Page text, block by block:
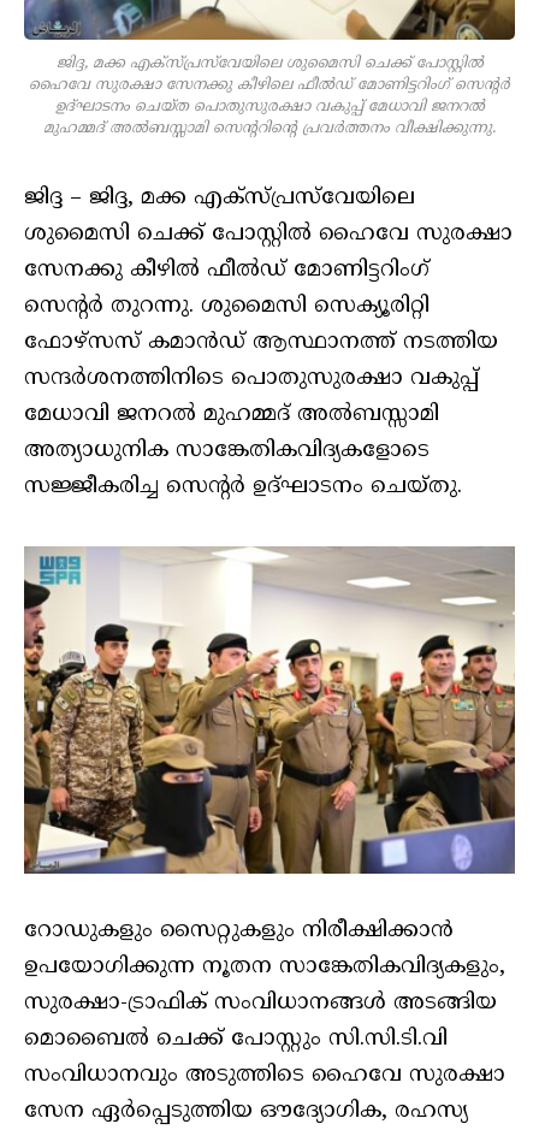
ജിദ്ദ, മക്ക എക്‌സ്പ്രസ്‌വേയിലെ ശുമൈസി ചെക്ക് പോസ്റ്റില്‍
ഹൈവേ സുരക്ഷാ സേനക്കു കീഴിലെ ഫീല്‍ഡ് മോണിട്ടറിംഗ് സെന്റര്‍
ഉദ്ഘാടനം ചെയ്ത പൊതുസുരക്ഷാ വകുപ്പ് മേധാവി ജനറല്‍
മുഹമ്മദ് അല്‍ബസ്സാമി സെന്ററിന്റെ പ്രവര്‍ത്തനം വീക്ഷിക്കുന്നു.
ജിദ്ദ – ജിദ്ദ, മക്ക എക്‌സ്പ്രസ്‌വേയിലെ
ശുമൈസി ചെക്ക് പോസ്റ്റില്‍ ഹൈവേ സുരക്ഷാ
സേനക്കു കീഴില്‍ ഫീല്‍ഡ് മോണിട്ടറിംഗ്
സെന്റര്‍ തുറന്നു. ശുമൈസി സെക്യൂരിറ്റി
ഫോഴ്‌സസ് കമാന്‍ഡ് ആസ്ഥാനത്ത് നടത്തിയ
സന്ദര്‍ശനത്തിനിടെ പൊതുസുരക്ഷാ വകുപ്പ്
മേധാവി ജനറല്‍ മുഹമ്മദ് അല്‍ബസ്സാമി
അത്യാധുനിക സാങ്കേതികവിദ്യകളോടെ
സജ്ജീകരിച്ച സെന്റര്‍ ഉദ്ഘാടനം ചെയ്തു.
റോഡുകളും സൈറ്റുകളും നിരീക്ഷിക്കാന്‍
ഉപയോഗിക്കുന്ന നൂതന സാങ്കേതികവിദ്യകളും,
സുരക്ഷാ-ട്രാഫിക് സംവിധാനങ്ങള്‍ അടങ്ങിയ
മൊബൈല്‍ ചെക്ക് പോസ്റ്റും സി.സി.ടി.വി
സംവിധാനവും അടുത്തിടെ ഹൈവേ സുരക്ഷാ
സേന ഏര്‍പ്പെടുത്തിയ ഔദ്യോഗിക, രഹസ്യ